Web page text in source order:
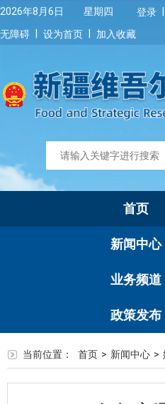
2026年8月6日 星期四 登录
无障碍
设为首页 加入收藏
首页
新闻中心
业务频道
政策发布
当前位置： 首页 > 新闻中心 >